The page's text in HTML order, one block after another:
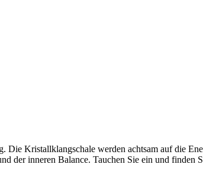
Die Kristallklangschale werden achtsam auf die
der inneren Balance. Tauchen Sie ein und finden